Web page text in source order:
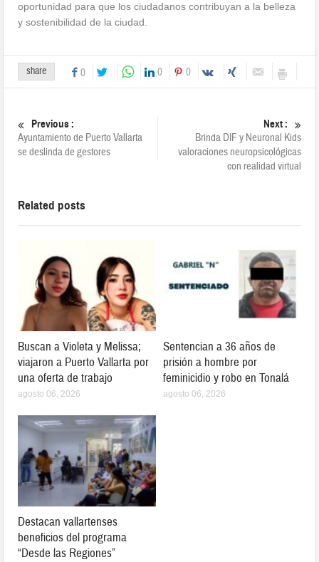
oportunidad para que los ciudadanos contribuyan a la belleza
y sostenibilidad de la ciudad.
share 0 0 0
Previous :
Ayuntamiento de Puerto Vallarta
se deslinda de gestores
Next :
Brinda DIF y Neuronal Kids
valoraciones neuropsicológicas
con realidad virtual
Related posts
Buscan a Violeta y Melissa;
viajaron a Puerto Vallarta por
una oferta de trabajo
agosto 06, 2026
Sentencian a 36 años de
prisión a hombre por
feminicidio y robo en Tonalá
agosto 06, 2026
Destacan vallartenses
beneficios del programa
“Desde las Regiones”